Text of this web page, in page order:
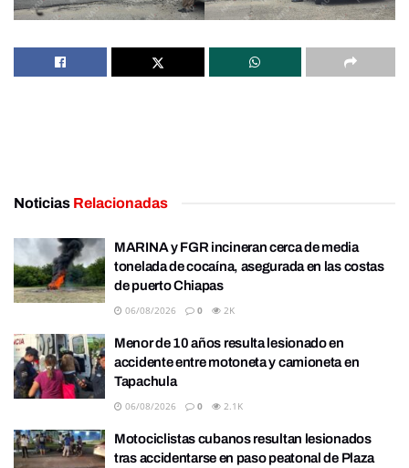
Noticias Relacionadas
MARINA y FGR incineran cerca de media
tonelada de cocaína, asegurada en las costas
de puerto Chiapas
06/08/2026 0 2K
Menor de 10 años resulta lesionado en
accidente entre motoneta y camioneta en
Tapachula
06/08/2026 0 2.1K
Motociclistas cubanos resultan lesionados
tras accidentarse en paso peatonal de Plaza